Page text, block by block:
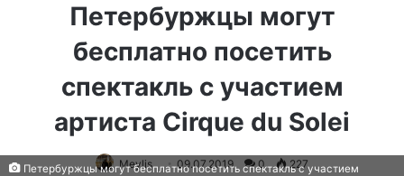
Петербуржцы могут
бесплатно посетить
спектакль с участием
артиста Cirque du Solei
Meylis 09.07.2019 0 227
Петербуржцы могут бесплатно посетить спектакль с участием